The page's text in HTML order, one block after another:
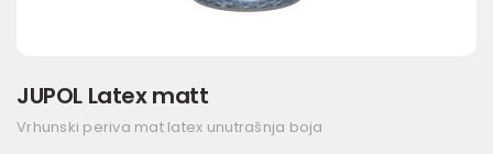
JUPOL Latex matt
Vrhunski periva mat latex unutrašnja boja